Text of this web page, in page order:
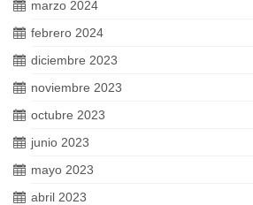
marzo 2024
febrero 2024
diciembre 2023
noviembre 2023
octubre 2023
junio 2023
mayo 2023
abril 2023